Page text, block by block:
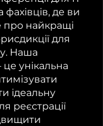
фахівців, де ви
про найкращі
для
Наша
унікальна
ідеальну
реєстрації